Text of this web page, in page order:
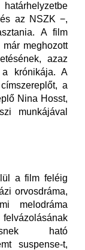
az NSZK −,
A film
meghozott
azaz
krónikája. A
a
Nina Hosst,
munkájával
a film feléig
orvosdráma,
melodráma
ható
suspense-t,